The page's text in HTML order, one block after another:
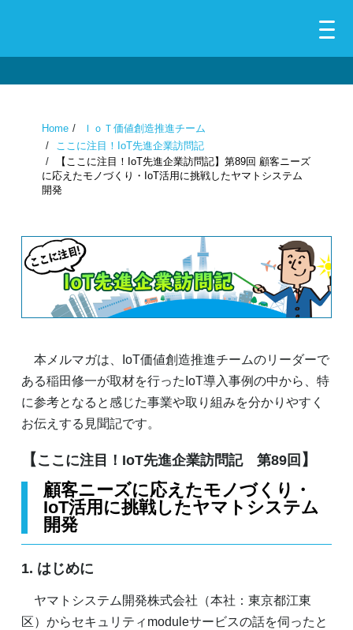
Home
ＩｏＴ価値創造推進チーム
ここに注目！IoT先進企業訪問記
【ここに注目！IoT先進企業訪問記】第89回 顧客ニーズ
に応えたモノづくり・IoT活用に挑戦したヤマトシステム
開発
本メルマガは、IoT価値創造推進チームのリーダーで
ある稲田修一が取材を行ったIoT導入事例の中から、特
に参考となると感じた事業や取り組みを分かりやすく
お伝えする見聞記です。
【 ここに注目！IoT先進企業訪問記 第89回 】
顧客ニーズに応えたモノづくり・
IoT活用に挑戦したヤマトシステム
開発
1. はじめに
ヤマトシステム開発株式会社（本社：東京都江東
区）からセキュリティmoduleサービスの話を伺ったと